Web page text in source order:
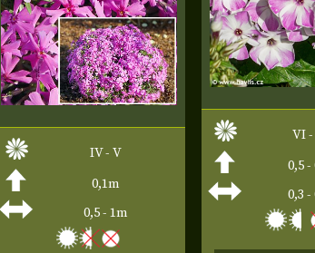
IV - V
0,1m
0,5 - 1m
VI
0,5 -
0,3 -